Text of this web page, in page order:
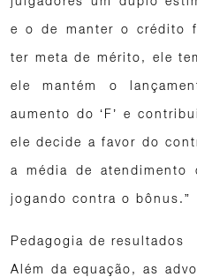
e o de manter o crédito
ter meta de mérito, ele
ele mantém o
aumento do ‘F’ e
ele decide a favor do
a média de atendimento
jogando contra o bônus.”
Pedagogia de resultados
Além da equação, as